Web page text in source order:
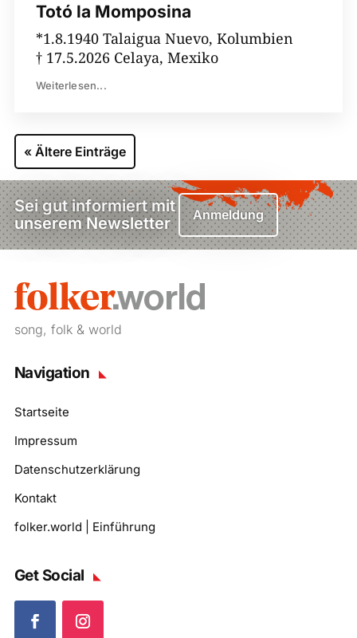
Totó la Momposina
*1.8.1940 Talaigua Nuevo, Kolumbien
† 17.5.2026 Celaya, Mexiko
Weiterlesen...
« Ältere Einträge
Sei gut informiert mit
unserem Newsletter
Anmeldung
song, folk & world
Navigation
Startseite
Impressum
Datenschutzerklärung
Kontakt
folker.world | Einführung
Get Social